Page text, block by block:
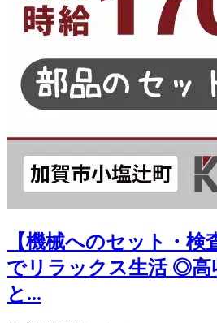
【機械へのセット・検
でリラックス生活 ◎高
と...